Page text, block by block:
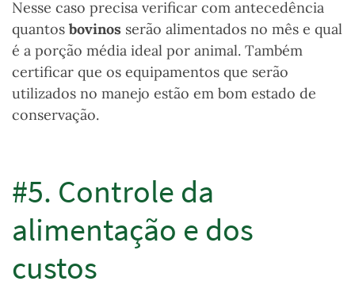
Nesse caso precisa verificar com antecedência
quantos bovinos serão alimentados no mês e qual
é a porção média ideal por animal. Também
certificar que os equipamentos que serão
utilizados no manejo estão em bom estado de
conservação.
#5. Controle da
alimentação e dos
custos